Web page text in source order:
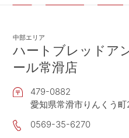
SHOP 店
SUSTAINABILITY
APP
中部エリア
ハートブレッドア
ール常滑店
479-0882
愛知県常滑市りんくう
0569-35-6270